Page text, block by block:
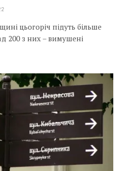
цьогоріч підуть більше
200 з них – вимушені